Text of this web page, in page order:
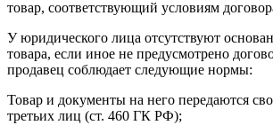
товар, соответствующий условиям
У юридического лица отсутствуют
товара, если иное не предусмотрено
продавец соблюдает следующие нормы:
Товар и документы на него передаются
третьих лиц (ст. 460 ГК РФ);